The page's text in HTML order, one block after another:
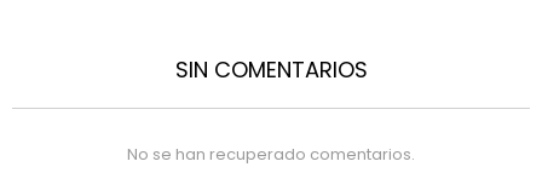
SIN COMENTARIOS
No se han recuperado comentarios.